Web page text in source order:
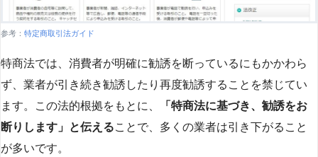
参考： 特定商取引法ガイド
特商法では、消費者が明確に勧誘を断っているにもかかわら
ず、業者が引き続き勧誘したり再度勧誘することを禁じてい
ます。この法的根拠をもとに、
「特商法に基づき、勧誘をお
断りします」と伝えることで、多くの業者は引き下がること
が多いです​​。